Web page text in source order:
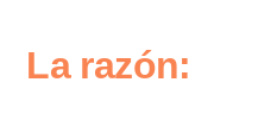
La razón: